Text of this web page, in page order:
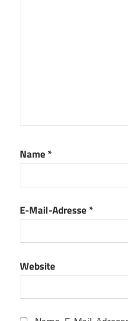
Name *
E-Mail-Adresse *
Website